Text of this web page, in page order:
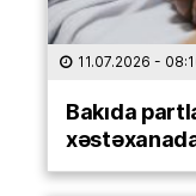
11.07.2026 -
Bakıda